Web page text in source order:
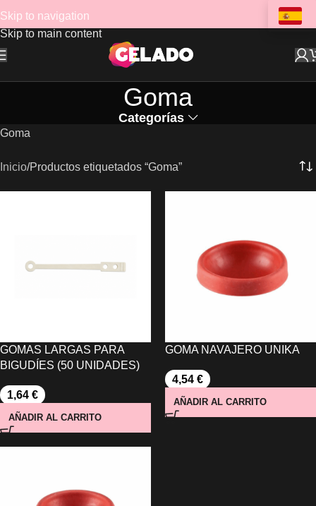
Skip to navigation
Skip to main content
Goma
Categorías
Goma
Inicio Productos etiquetados “Goma”
GOMAS LARGAS PARA
BIGUDÍES (50 UNIDADES)
1,64 €
AÑADIR AL CARRITO
GOMA NAVAJERO UNIKA
4,54 €
AÑADIR AL CARRITO